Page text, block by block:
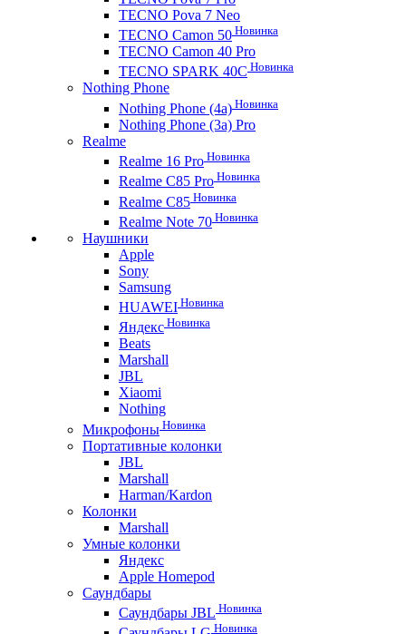
TECNO Pova 7 Neo
TECNO Camon 50 Новинка
TECNO Camon 40 Pro
TECNO SPARK 40C Новинка
Nothing Phone
Nothing Phone (4a) Новинка
Nothing Phone (3a) Pro
Realme
Realme 16 Pro Новинка
Realme C85 Pro Новинка
Realme C85 Новинка
Realme Note 70 Новинка
Наушники
Apple
Sony
Samsung
HUAWEI Новинка
Яндекс Новинка
Beats
Marshall
JBL
Xiaomi
Nothing
Микрофоны Новинка
Портативные колонки
JBL
Marshall
Harman/Kardon
Колонки
Marshall
Умные колонки
Яндекс
Apple Homepod
Саундбары
Саундбары JBL Новинка
Новинка